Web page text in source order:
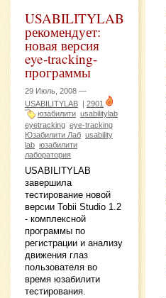
USABILITYLAB
рекомендует:
новая версия
eye-tracking-
программы
29 Июль, 2008 —
USABILITYLAB | 2901
юзабилити usabilitylab
eyetracking eye-tracking
Юзабилити Лаб usability
lab юзабилити
лаборатория
USABILITYLAB
завершила
тестирование новой
версии Tobii Studio 1.2
- комплексной
программы по
регистрации и анализу
движения глаз
пользователя во
время юзабилити
тестирования.